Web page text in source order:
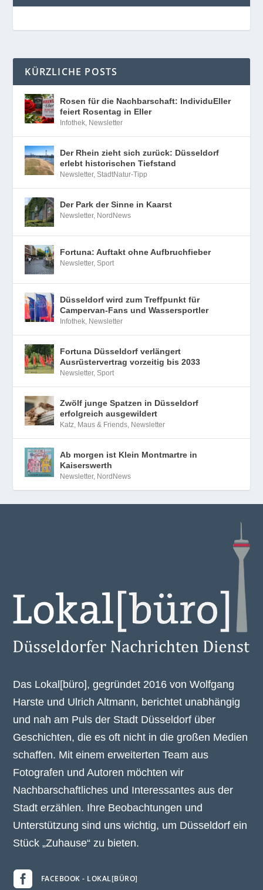
KÜRZLICHE POSTS
Rosen für die Nachbarschaft: IndividuEller
feiert Rosentag in Eller
Infothek, Newsletter
Der Rhein zieht sich zurück: Düsseldorf
erlebt historischen Tiefstand
Newsletter,StadtNatur-Tipp
Der Park der Sinne in Kaarst
Newsletter, NordNews
Fortuna: Auftakt ohne Aufbruchfieber
Newsletter,Sport
Düsseldorf wird zum Treffpunkt für
Campervan-Fans und Wassersportler
Infothek, Newsletter
Fortuna Düsseldorf verlängert
Ausrüstervertrag vorzeitig bis 2033
Newsletter,Sport
Zwölf junge Spatzen in Düsseldorf
erfolgreich ausgewildert
Katz, Maus & Friends, Newsletter
Ab morgen ist Klein Montmartre in
Kaiserswerth
Newsletter, NordNews
Das Lokal[büro], gegründet 2016 von Wolfgang
Harste und Ulrich Altmann, berichtet unabhängig
und nah am Puls der Stadt Düsseldorf über
Geschichten, die es oft nicht in die großen Medien
schaffen. Mit einem erweiterten Team aus
Fotografen und Autoren möchten wir
Nachbarschaftliches und Interessantes aus der
Stadt erzählen. Ihre Beobachtungen und
Unterstützung sind uns wichtig, um Düsseldorf ein
Stück „Zuhause“ zu bieten.
 FACEBOOK - LOKAL[BÜRO]